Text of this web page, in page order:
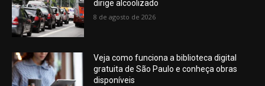
dirige alcoolizado
8 de agosto de 2026
Veja como funciona a biblioteca digital
gratuita de São Paulo e conheça obras
disponíveis